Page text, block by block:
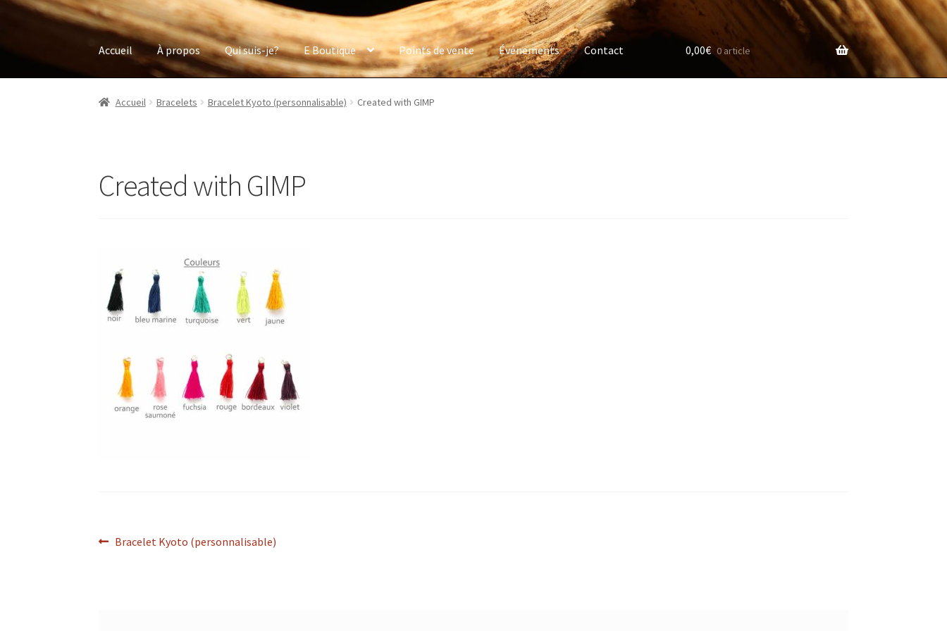
Accueil À propos Qui suis-je? E Boutique Points de vente Événements Contact 0,00€ 0 article
Accueil Bracelets Bracelet Kyoto (personnalisable) Created with GIMP
Created with GIMP
Navigation
Article
Bracelet Kyoto (personnalisable)